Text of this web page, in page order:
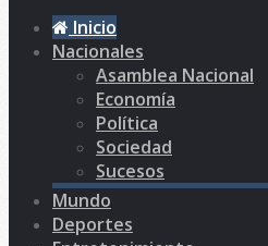
Inicio
Nacionales
Asamblea Nacional
Economía
Política
Sociedad
Sucesos
Mundo
Deportes